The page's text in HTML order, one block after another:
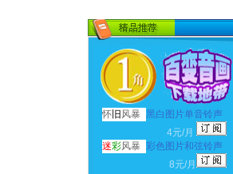
怀 旧 风暴
黑白图片单音铃声
4元/月
迷彩风暴 彩色图片和弦铃声
8元/月